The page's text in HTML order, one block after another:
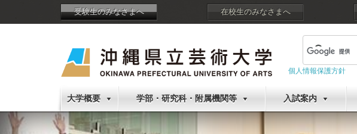
受験生のみなさまへ 在校生のみなさまへ
個人情報保護方針
大学概要 学部・研究科・附属機関等 入試案内